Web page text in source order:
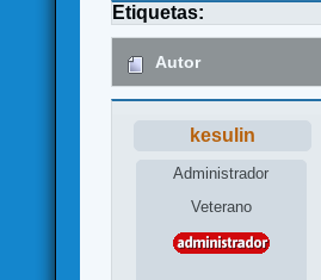
Etiquetas:
Autor
kesulin
Administrador
Veterano